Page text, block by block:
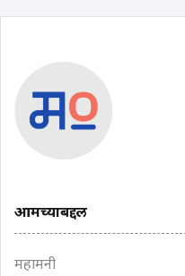
आमच्याबद्दल
महामनी